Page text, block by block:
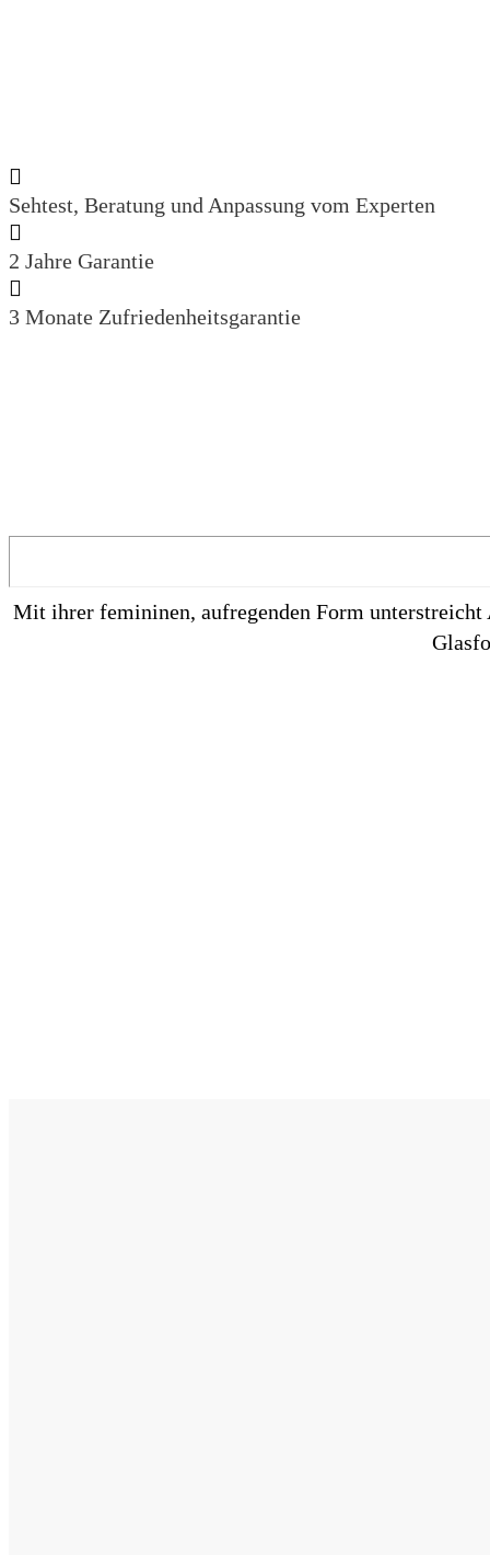
Sehtest, Beratung und Anpassung vom Experten
2 Jahre Garantie
3 Monate Zufriedenheitsgarantie
Mit ihrer femininen, aufregenden Form unterstreicht